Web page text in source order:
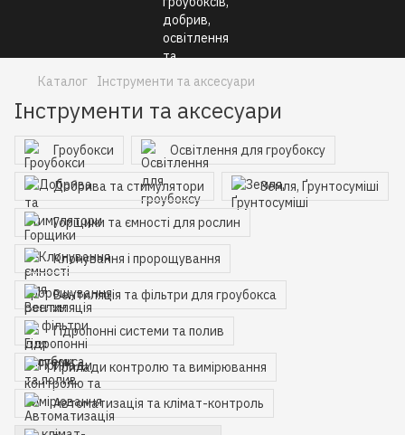
Каталог Інструменти та аксесуари
Інструменти та аксесуари
Гроубокси Освітлення для гроубоксу
Добрива та стимулятори Земля, Ґрунтосуміші
Горщики та ємності для рослин
Клонування і пророщування
Вентиляція та фільтри для гроубокса
Гідропонні системи та полив
Прилади контролю та вимірювання
Автоматизація та клімат-контроль